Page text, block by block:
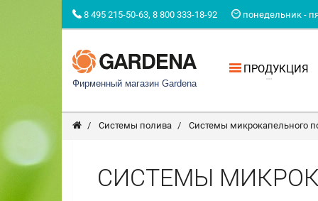
8 495 215-50-63, 8 800 333-18-92 понедельник -
Фирменный магазин Gardena
ПРОДУКЦИЯ
Системы полива Системы микрокапельного
СИСТЕМЫ